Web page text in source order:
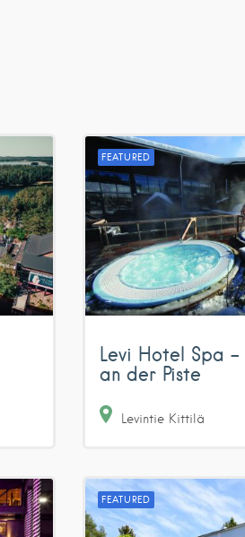
FEATURED
Levi Hotel Spa –
an der Piste
Levintie Kittilä
FEATURED